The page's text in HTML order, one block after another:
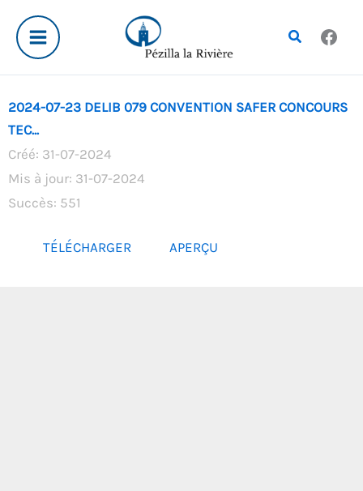
contenu
Rechercher
2024-07-23 DELIB 079 CONVENTION SAFER CONCOURS
TEC...
Créé: 31-07-2024
Mis à jour: 31-07-2024
Succès: 551
TÉLÉCHARGER APERÇU